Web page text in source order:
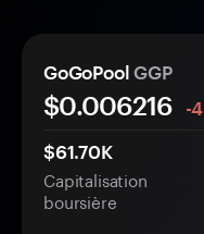
GoGoPool GGP
$0.006216
-
$61.70K
Capitalisation
boursière